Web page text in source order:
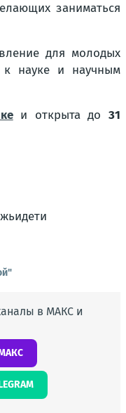
заниматься
для молодых
науке и научным
и открыта до31
в МАКС и